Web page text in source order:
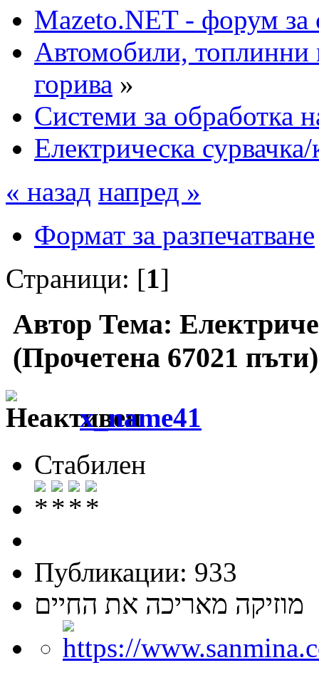
Mazeto.NET - форум за
Автомобили,
горива »
Системи за обработка
Електрическа сурвачка/
« назад напред »
Формат за разпечатване
Страници: [1]
Автор Тема:
(Прочетена 67021 пъти)
x_name41
Стабилен
Публикации: 933
מוזיקה מאריכה את החיים